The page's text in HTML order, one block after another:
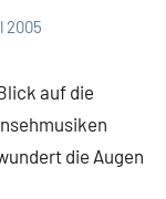
2005
auf die
die Augen